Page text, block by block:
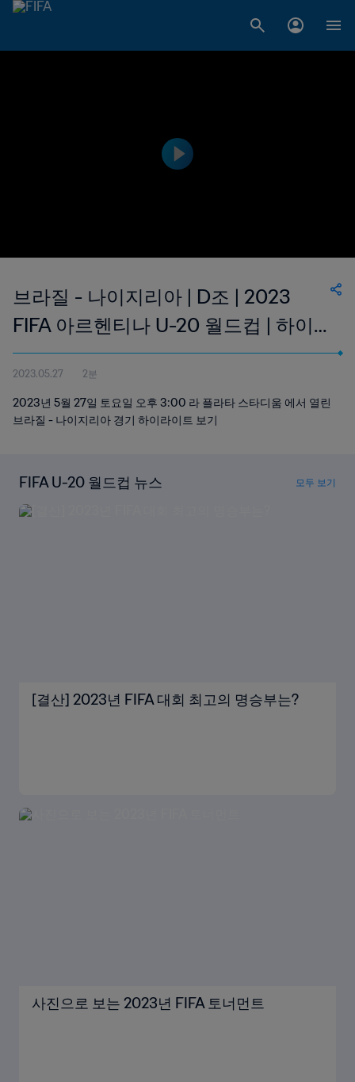
브라질 - 나이지리아 | D조 | 2023
FIFA 아르헨티나 U-20 월드컵 | 하이
라이트
2023.05.27 2분
2023년 5월 27일 토요일 오후 3:00 라 플라타 스타디움 에서 열린
브라질 - 나이지리아 경기 하이라이트 보기
FIFA U-20 월드컵 뉴스 모두 보기
[결산] 2023년 FIFA 대회 최고의 명승부는?
사진으로 보는 2023년 FIFA 토너먼트